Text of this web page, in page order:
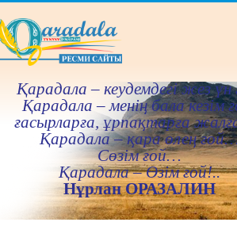
Қарадала – кеудемдегi жез үн
Қарадала – менiң бала кезiм
ғасырларға, ұрпақтарға
Қарадала – қара өлең
Сөзiм ғой…
Қарадала – Өзiм ғой!..
Нұрлан ОРАЗАЛИН